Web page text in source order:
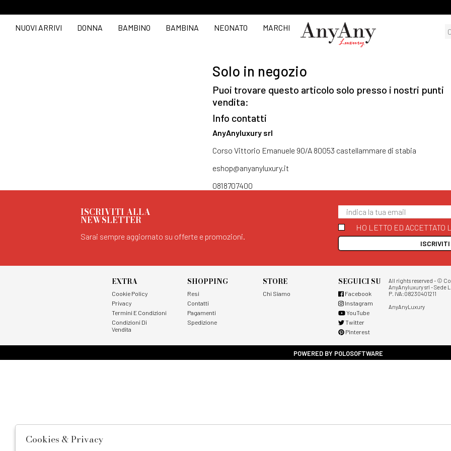
NUOVI ARRIVI DONNA BAMBINO BAMBINA NEONATO MARCHI
Solo in negozio
Puoi trovare questo articolo solo presso i nostri punti
vendita:
Info contatti
AnyAnyluxury srl
Corso Vittorio Emanuele 90/A 80053 castellammare di stabia
eshop@anyanyluxury.it
0818707400
ISCRIVITI ALLA
NEWSLETTER
Sarai sempre aggiornato su offerte e promozioni.
HO LETTO ED
EXTRA
Cookie Policy
Privacy
Termini E Condizioni
Condizioni Di
Vendita
SHOPPING
Resi
Contatti
Pagamenti
Spedizione
STORE
Chi Siamo
SEGUICI SU
Facebook
Instagram
YouTube
Twitter
Pinterest
All rights reserved - ©
AnyAnyluxury srl - Sede
P. IVA:08230401211
AnyAnyLuxury
POWERED BY POLOSOFTWARE
Cookies & Privacy